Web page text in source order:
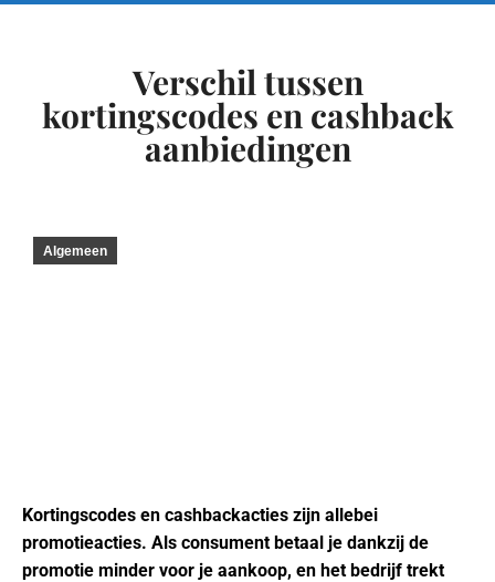
Verschil tussen
kortingscodes en cashback
aanbiedingen
Algemeen
Kortingscodes en cashbackacties zijn allebei
promotieacties. Als consument betaal je dankzij de
promotie minder voor je aankoop, en het bedrijf trekt